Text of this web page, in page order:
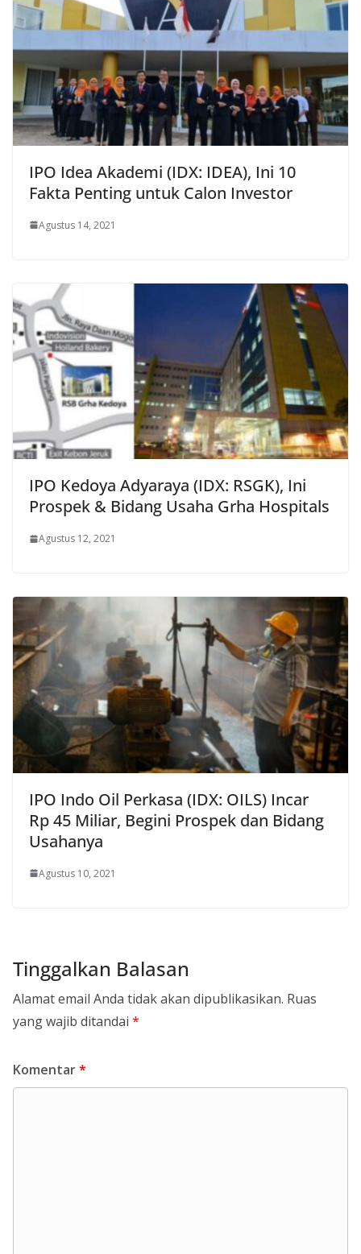
IPO Idea Akademi (IDX: IDEA), Ini 10
Fakta Penting untuk Calon Investor
Agustus 14, 2021
IPO Kedoya Adyaraya (IDX: RSGK), Ini
Prospek & Bidang Usaha Grha Hospitals
Agustus 12, 2021
IPO Indo Oil Perkasa (IDX: OILS) Incar
Rp 45 Miliar, Begini Prospek dan Bidang
Usahanya
Agustus 10, 2021
Tinggalkan Balasan
Alamat email Anda tidak akan dipublikasikan. Ruas
yang wajib ditandai *
Komentar*